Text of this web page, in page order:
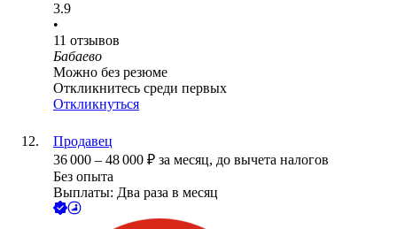
3.9
•
11 отзывов
Бабаево
Можно без резюме
Откликнитесь среди первых
Откликнуться
Продавец
36 000 – 48 000 ₽ за месяц, до вычета налогов
Без опыта
Выплаты: Два раза в месяц